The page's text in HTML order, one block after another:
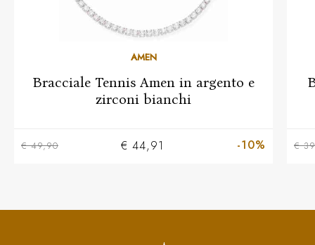
AMEN
Bracciale Tennis Amen in argento e
zirconi bianchi
€ 49,90 € 44,91 -10% €